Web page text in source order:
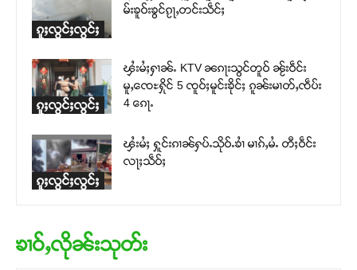
ၵူႈလွင်ႈလွင်ႈ
မ်းၶူဝ်းၶွင်ၵႂႃႇတင်းသဵင်ႈ
ၵူႈလွင်ႈလွင်ႈ
ၾႆးမႆႈႁၢၼ်ႉ KTV ၼၵႃးသွင်တူဝ် ၼႂ်းဝဵင်း
မူႇၸေႊႁိုင် 5 ၸူဝ်ႈမူင်းၶိုင်ႈ ၵူၼ်းမၢတ်ႇၸဵပ်း
4 ၵေႃႉ
ၵူႈလွင်ႈလွင်ႈ
ၾႆးမႆႈ ႁူင်းၵၢၼ်ႁပ်ႉသိုဝ်ႉၶၢႆ မၢၵ်ႇမႆႉ တီႈဝဵင်း
လႃႈသဵဝ်ႈ
ၶၢဝ်ႇလိုၼ်းသုတ်း